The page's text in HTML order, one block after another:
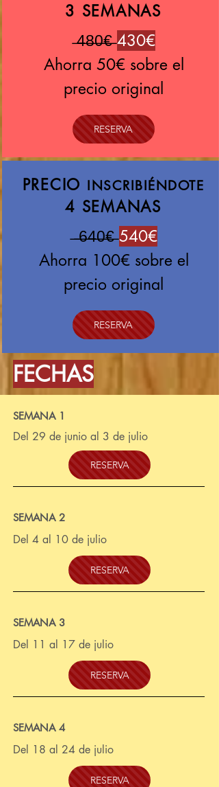
3 SEMANAS
̶4̶8̶0̶€̶430€
Ahorra 50€ sobre el
precio original
RESERVA
PRECIO INSCRIBIÉNDOTE
4 SEMANAS
̶ ̶6̶4̶0̶€̶540€
Ahorra 100€ sobre el
precio original
RESERVA
FECHAS
SEMANA 1
Del 29 de junio al 3 de julio
RESERVA
SEMANA 2
Del 4 al 10 de julio
RESERVA
SEMANA 3
Del 11 al 17 de julio
RESERVA
SEMANA 4
Del 18 al 24 de julio
RESERVA